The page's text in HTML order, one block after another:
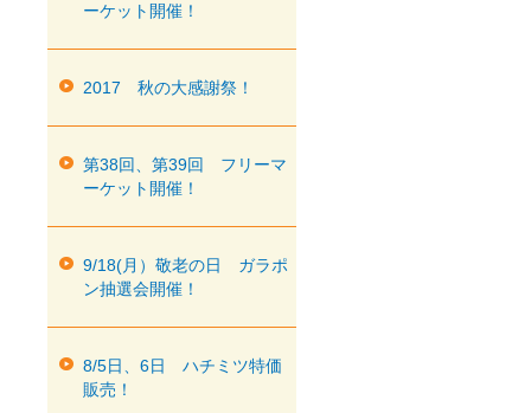
ーケット開催！
2017 秋の大感謝祭！
第38回、第39回 フリーマ
ーケット開催！
9/18(月）敬老の日 ガラポ
ン抽選会開催！
8/5日、6日 ハチミツ特価
販売！